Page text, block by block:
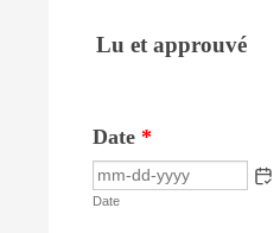
Lu et approuvé
Date *
Date